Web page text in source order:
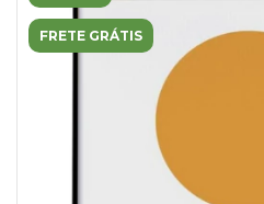
FRETE GRÁTIS